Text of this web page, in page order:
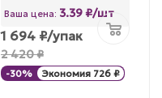
Ваша цена: 3.39 ₽/шт
1 694 ₽/упак
2 420₽
-30% Экономия 726 ₽